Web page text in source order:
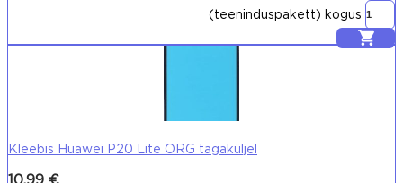
(teeninduspakett) kogus
Lisa korvi
Kleebis Huawei P20 Lite ORG tagaküljel